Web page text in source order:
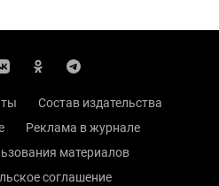
Состав издательства
Реклама в журнале
материалов
соглашение